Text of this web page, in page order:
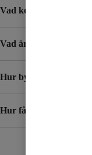
Vad kostar det att
Vad är Resesurf?
Hur byter jag
Hur får jag min